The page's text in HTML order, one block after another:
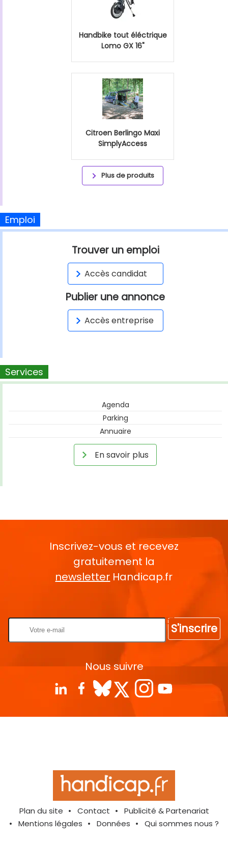
Handbike tout éléctrique
Lomo GX 16"
Citroen Berlingo Maxi
SimplyAccess
Plus de produits
Emploi
Trouver un emploi
Accès candidat
Publier une annonce
Accès entreprise
Services
Agenda
Parking
Annuaire
En savoir plus
Inscrivez-vous et recevez
gratuitement la
newsletter Handicap.fr
S'inscrire
Nous suivre
Plan du site Contact
Publicité & Partenariat
Mentions légales
Données Qui sommes nous ?